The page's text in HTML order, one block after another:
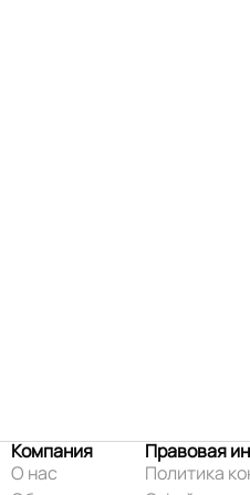
Компания
О нас
Правовая
Политика